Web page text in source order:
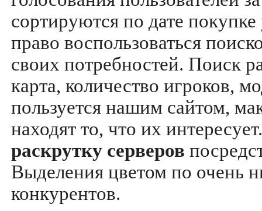
сортируются по дате
право воспользоваться
своих потребностей. Поиск
карта, количество игроков,
пользуется нашим сайтом,
находят то, что их
раскрутку серверов
Выделения цветом по очень
конкурентов.